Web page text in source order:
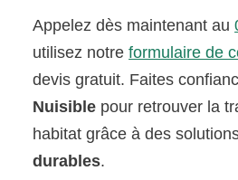
Appelez dès maintenant au
utilisez notreformulaire de
devis gratuit. Faites
Nuisible pour retrouver la
habitat grâce à des
durables.